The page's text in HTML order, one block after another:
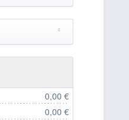
0,00 €
0,00 €